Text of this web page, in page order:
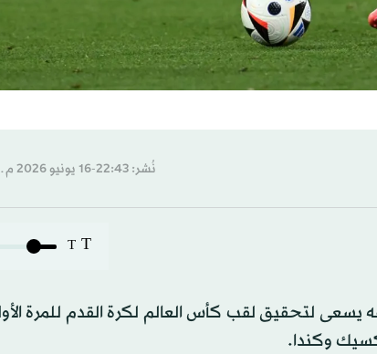
نُشر: 22:43-16 يونيو 2026 م ـ 01 مُحرَّم 1448 هـ
T
T
يسعى لتحقيق لقب كأس العالم لكرة القدم للمرة
وكندا.